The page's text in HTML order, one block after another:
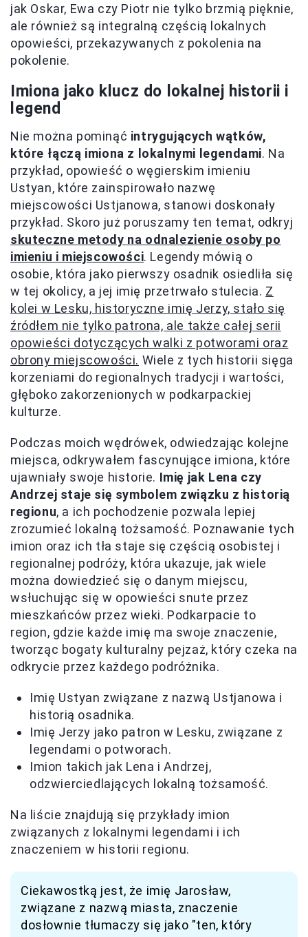
jak Oskar, Ewa czy Piotr nie tylko brzmią pięknie,
ale również są integralną częścią lokalnych
opowieści, przekazywanych z pokolenia na
pokolenie.
Imiona jako klucz do lokalnej historii i
legend
Nie można pominąć intrygujących wątków,
które łączą imiona z lokalnymi legendami. Na
przykład, opowieść o węgierskim imieniu
Ustyan, które zainspirowało nazwę
miejscowości Ustjanowa, stanowi doskonały
przykład. Skoro już poruszamy ten temat, odkryj
skuteczne metody na odnalezienie osoby po
imieniu i miejscowości. Legendy mówią o
osobie, która jako pierwszy osadnik osiedliła się
w tej okolicy, a jej imię przetrwało stulecia. Z
kolei w Lesku, historyczne imię Jerzy, stało się
źródłem nie tylko patrona, ale także całej serii
opowieści dotyczących walki z potworami oraz
obrony miejscowości. Wiele z tych historii sięga
korzeniami do regionalnych tradycji i wartości,
głęboko zakorzenionych w podkarpackiej
kulturze.
Podczas moich wędrówek, odwiedzając kolejne
miejsca, odkrywałem fascynujące imiona, które
ujawniały swoje historie. Imię jak Lena czy
Andrzej staje się symbolem związku z historią
regionu, a ich pochodzenie pozwala lepiej
zrozumieć lokalną tożsamość. Poznawanie tych
imion oraz ich tła staje się częścią osobistej i
regionalnej podróży, która ukazuje, jak wiele
można dowiedzieć się o danym miejscu,
wsłuchując się w opowieści snute przez
mieszkańców przez wieki. Podkarpacie to
region, gdzie każde imię ma swoje znaczenie,
tworząc bogaty kulturalny pejzaż, który czeka na
odkrycie przez każdego podróżnika.
Imię Ustyan związane z nazwą Ustjanowa i
historią osadnika.
Imię Jerzy jako patron w Lesku, związane z
legendami o potworach.
Imion takich jak Lena i Andrzej,
odzwierciedlających lokalną tożsamość.
Na liście znajdują się przykłady imion
związanych z lokalnymi legendami i ich
znaczeniem w historii regionu.
Ciekawostką jest, że imię Jarosław,
związane z nazwą miasta, znaczenie
dosłownie tłumaczy się jako "ten, który